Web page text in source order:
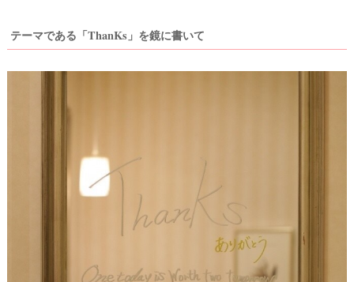
テーマである「ThanKs」を鏡に書いて